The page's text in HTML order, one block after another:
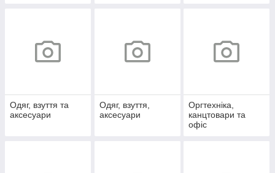
Одяг, взуття та
аксесуари
Одяг, взуття,
аксесуари
Оргтехніка,
канцтовари та
офіс